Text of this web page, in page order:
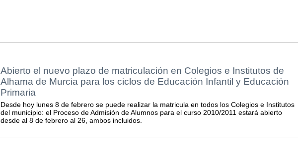
Abierto el nuevo plazo de matriculación en Colegios e Institutos de
Alhama de Murcia para los ciclos de Educación Infantil y Educación
Primaria
Desde hoy lunes 8 de febrero se puede realizar la matricula en todos los Colegios e Institutos
del municipio: el Proceso de Admisión de Alumnos para el curso 2010/2011 estará abierto
desde al 8 de febrero al 26, ambos incluidos.